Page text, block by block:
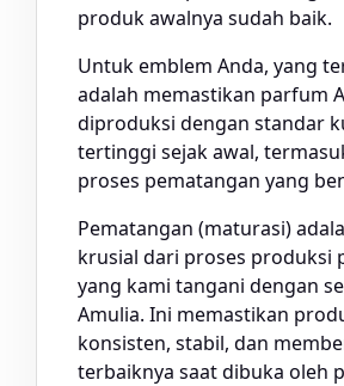
produk awalnya sudah baik.
Untuk emblem Anda, yang
adalah memastikan parfum
diproduksi dengan standar
tertinggi sejak awal,
proses pematangan yang
Pematangan (maturasi)
krusial dari proses produksi
yang kami tangani dengan
Amulia. Ini memastikan
konsisten, stabil, dan
terbaiknya saat dibuka oleh